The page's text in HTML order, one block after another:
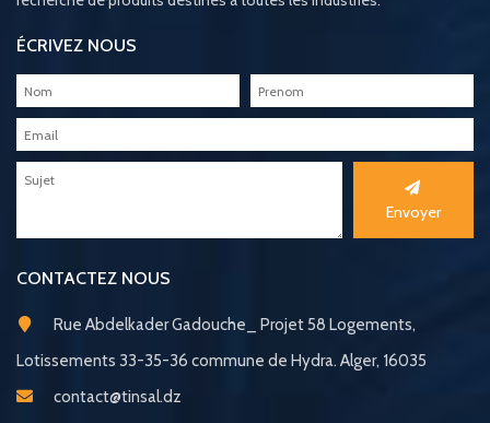
ÉCRIVEZ NOUS
Envoyer
CONTACTEZ NOUS
Rue Abdelkader Gadouche_ Projet 58 Logements,
Lotissements 33-35-36 commune de Hydra. Alger, 16035
contact@tinsal.dz